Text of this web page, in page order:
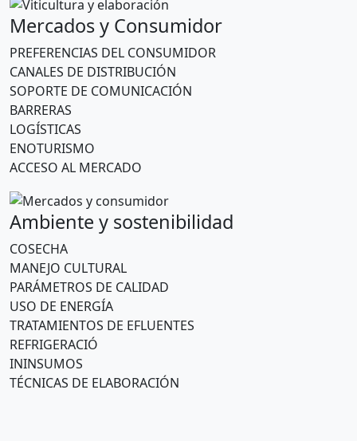
Mercados y Consumidor
PREFERENCIAS DEL CONSUMIDOR
CANALES DE DISTRIBUCIÓN
SOPORTE DE COMUNICACIÓN
BARRERAS
LOGÍSTICAS
ENOTURISMO
ACCESO AL MERCADO
Ambiente y sostenibilidad
COSECHA
MANEJO CULTURAL
PARÁMETROS DE CALIDAD
USO DE ENERGÍA
TRATAMIENTOS DE EFLUENTES
REFRIGERACIÓ
ININSUMOS
TÉCNICAS DE ELABORACIÓN